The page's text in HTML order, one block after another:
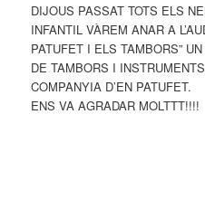
DIJOUS PASSAT TOTS ELS
INFANTIL VÀREM ANAR A
PATUFET I ELS TAMBORS”
DE TAMBORS I
COMPANYIA D’EN PATUFET.
ENS VA AGRADAR MOLTTT!!!!